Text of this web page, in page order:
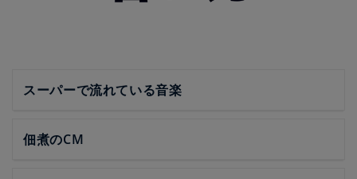
スーパーで流れている音楽
佃煮のCM